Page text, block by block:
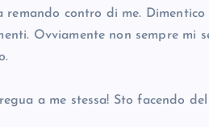
remando contro di me.
Ovviamente non sempre
a me stessa! Sto facendo